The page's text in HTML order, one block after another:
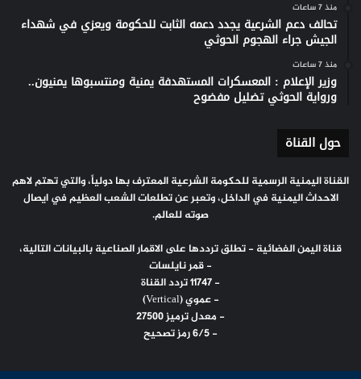
منذ 7 ساعات
تحالف دعم الشرعية يجدد دعمه الثابت للحكومة ويعزي في شهداء
الجيش جراء الهجوم الحوثي
منذ 7 ساعات
وزير الإعلام : المعسكرات المستهدفة يمنية ومنتسبوها يمنيون..
ورواية الحوثي تضليل مفضوح
حول القناة
القناة اليمنية الرسمية للحكومة الشرعية المعترف بها دولياً، والتي تهتم لاهم
الاحداث اليمنية في الداخل، وتعبر عن تطلعات الشعب العظيم في ايصال
صوته للعالم.
قناة اليمن الفضائية - تطلق ترددها على الاقمار الصناعية بالبيانات التالية،
- قمر نايلسات
- 11747 تردد القناة
- عموي (Vertical)
- معدل ترميز 27500
- 6/5 رمز تصحيح